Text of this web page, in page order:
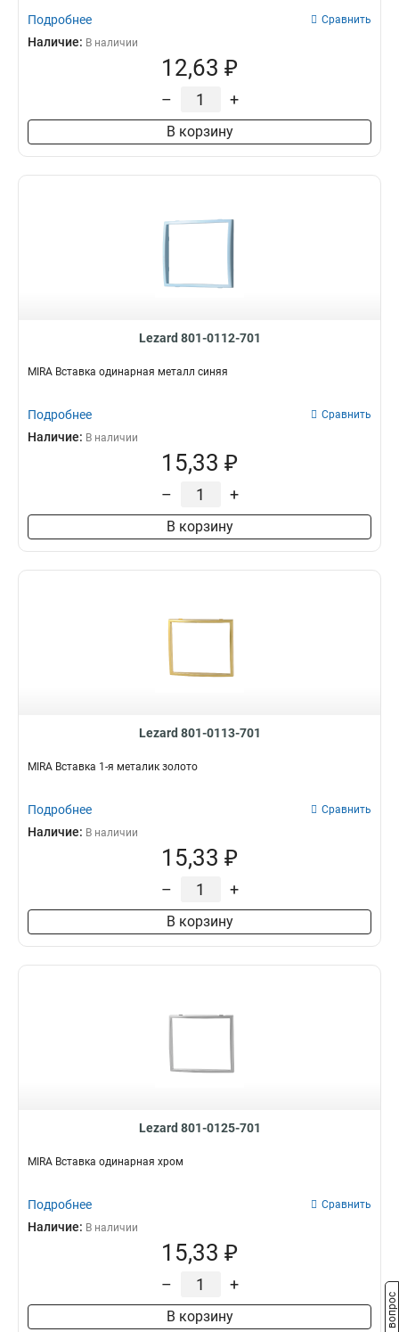
Подробнее Сравнить
Наличие: В наличии
12,63 ₽
– +
В корзину
Lezard 801-0112-701
MIRA Вставка одинарная металл синяя
Подробнее Сравнить
Наличие: В наличии
15,33 ₽
– +
В корзину
Lezard 801-0113-701
MIRA Вставка 1-я металик золото
Подробнее Сравнить
Наличие: В наличии
15,33 ₽
– +
В корзину
Lezard 801-0125-701
MIRA Вставка одинарная хром
Подробнее Сравнить
Наличие: В наличии
15,33 ₽
– +
В корзину